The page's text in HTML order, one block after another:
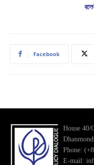
Facebook
House 40/
Phone:
E-mail: